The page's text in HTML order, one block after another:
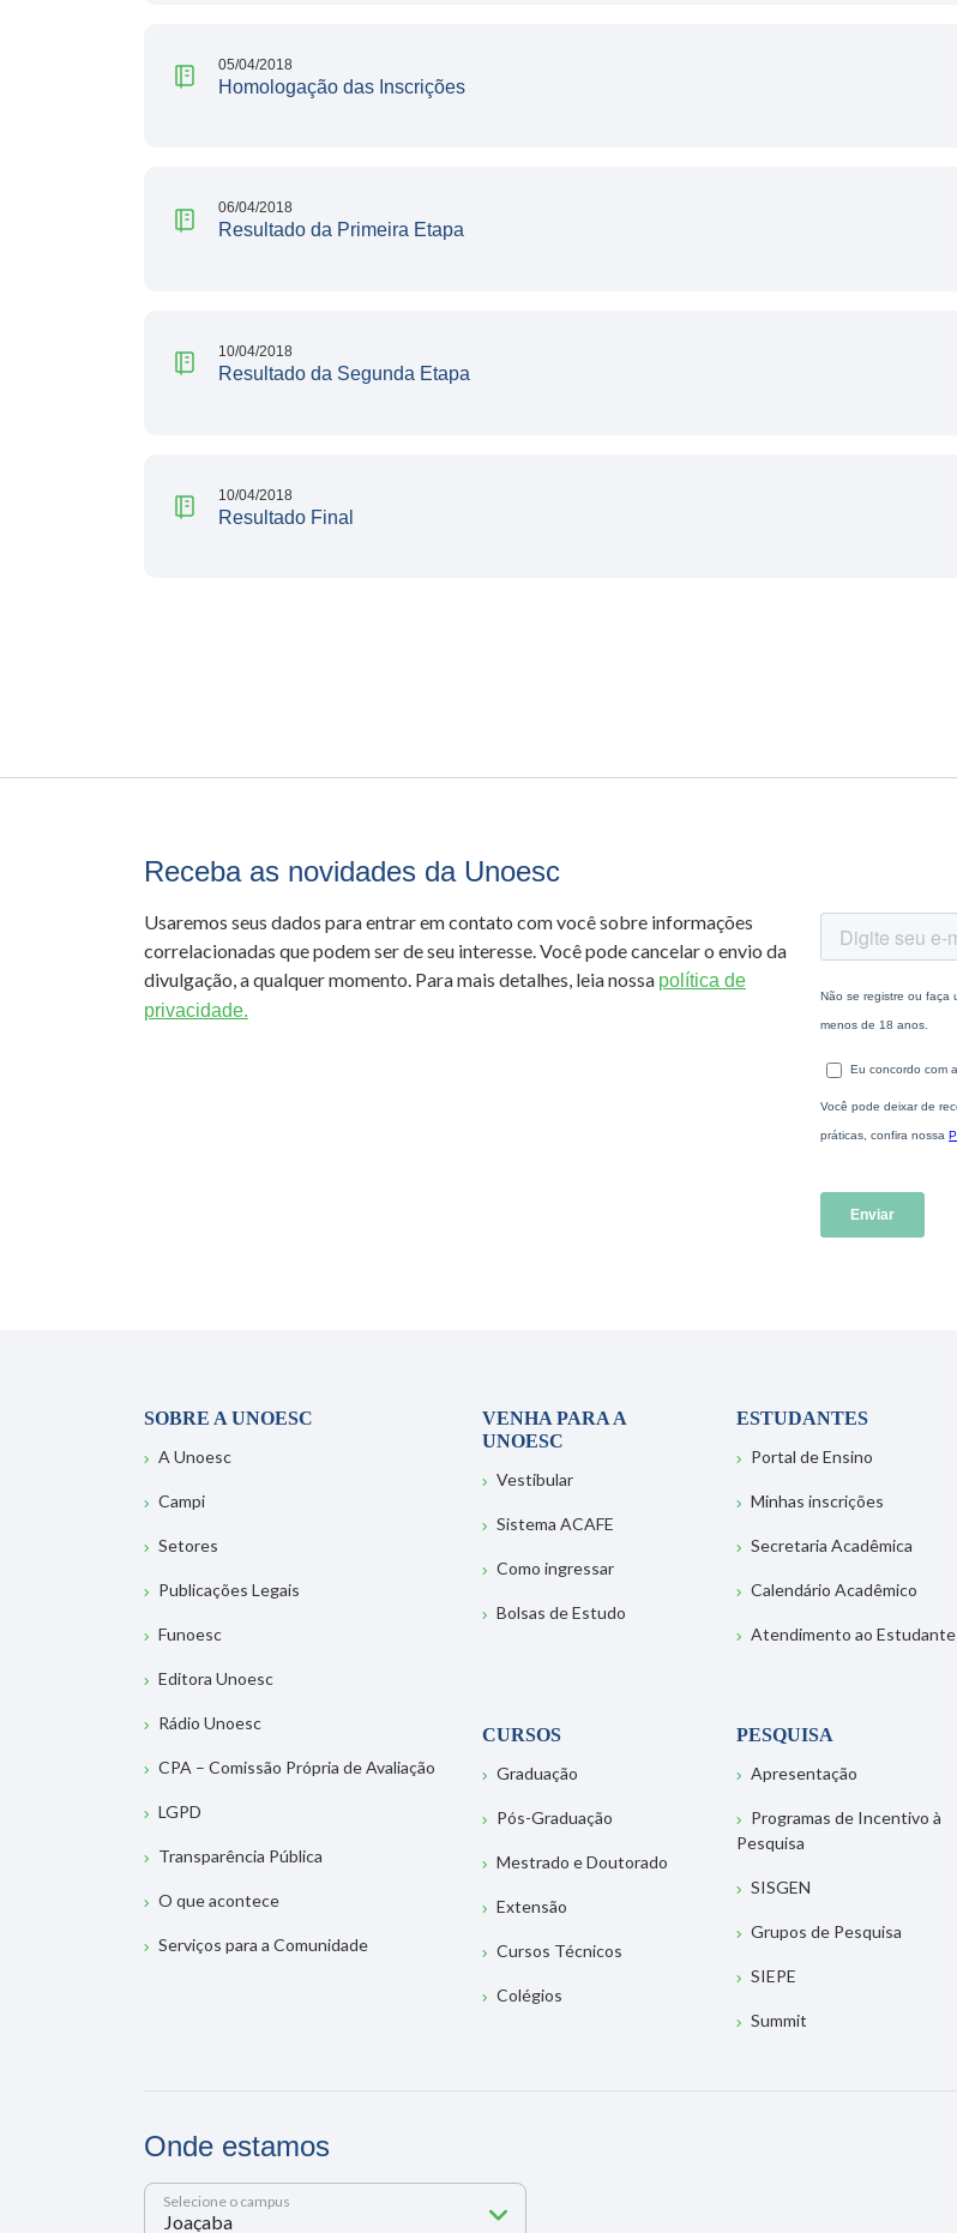
05/04/2018
Homologação das Inscrições
06/04/2018
Resultado da Primeira Etapa
10/04/2018
Resultado da Segunda Etapa
10/04/2018
Resultado Final
Receba as novidades da Unoesc
Usaremos seus dados para entrar em contato com você sobre informações
correlacionadas que podem ser de seu interesse. Você pode cancelar o envio da
divulgação, a qualquer momento. Para mais detalhes, leia nossa política de
privacidade.
SOBRE A UNOESC
A Unoesc
Campi
Setores
Publicações Legais
Funoesc
Editora Unoesc
Rádio Unoesc
CPA – Comissão Própria de Avaliação
LGPD
Transparência Pública
O que acontece
Serviços para a Comunidade
VENHA PARA A
UNOESC
Vestibular
Sistema ACAFE
Como ingressar
Bolsas de Estudo
ESTUDANTES
Portal de Ensino
Minhas inscrições
Secretaria Acadêmica
Calendário Acadêmico
Atendimento ao Estudante
CURSOS
Graduação
Pós-Graduação
Mestrado e Doutorado
Extensão
Cursos Técnicos
Colégios
PESQUISA
Apresentação
Programas de Incentivo à
Pesquisa
SISGEN
Grupos de Pesquisa
SIEPE
Summit
Onde estamos
Selecione o campus